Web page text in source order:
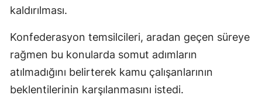
kaldırılması.
Konfederasyon temsilcileri, aradan geçen süreye
rağmen bu konularda somut adımların
atılmadığını belirterek kamu çalışanlarının
beklentilerinin karşılanmasını istedi.